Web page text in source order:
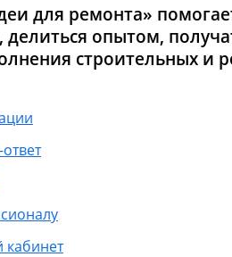
для ремонта»
делиться опытом,
строительных и